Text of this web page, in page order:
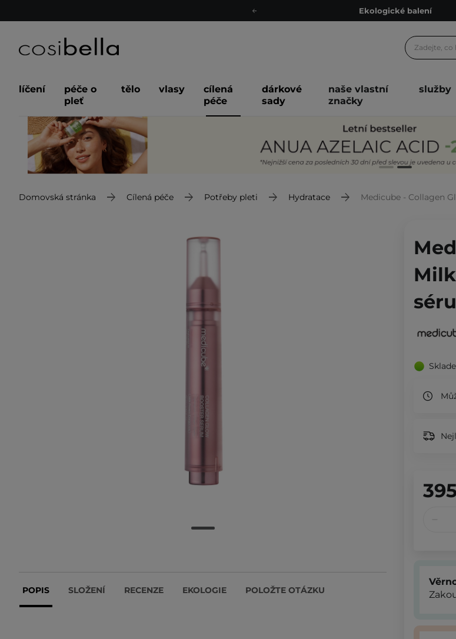
Ekologické balení
Odeslání do 24 hod.
Ekologické balení
líčení
péče o
pleť
tělo vlasy
cílená
péče
dárkové
sady
naše vlastní
značky
služby
Domovská stránka Cílená péče Potřeby pleti Hydratace Medicube - Collagen
POPIS SLOŽENÍ RECENZE EKOLOGIE POLOŽTE OTÁZKU